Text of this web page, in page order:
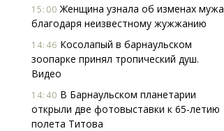
15:00 Женщина узнала об изменах мужа
благодаря неизвестному жужжанию
14:46 Косолапый в барнаульском
зоопарке принял тропический душ.
Видео
14:40 В Барнаульском планетарии
открыли две фотовыставки к 65-летию
полета Титова